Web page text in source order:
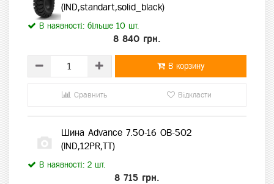
(IND,standart,solid_black)
В наявності: більше 10 шт.
8 840 грн.
В корзину
Сравнить Відкласти
Шина Advance 7.50-16 OB-502
(IND,12PR,TT)
В наявності: 2 шт.
8 715 грн.